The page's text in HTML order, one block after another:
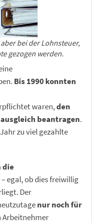
bei der Lohnsteuer,
gezogen werden.
Bis 1990 konnten
waren,den
beantragen.
zu viel gezahlte
die
– egal, ob dies freiwillig
Der
nur noch für
Arbeitnehmer